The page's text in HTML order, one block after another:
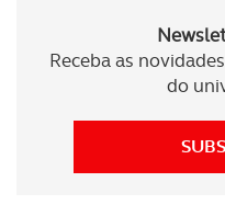
Receba as
do